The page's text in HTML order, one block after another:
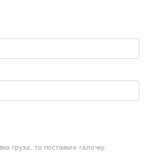
груза, то поставьте галочку.